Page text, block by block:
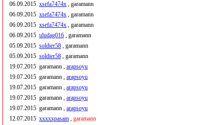
06.09.2015 xsefa7474x , garamann
06.09.2015 xsefa7474x , garamann
06.09.2015 xsefa7474x , garamann
06.09.2015 uludag016 , garamann
05.09.2015 soldier58 , garamann
05.09.2015 soldier58 , garamann
19.07.2015 garamann , arapsoyu
19.07.2015 garamann , arapsoyu
19.07.2015 garamann , arapsoyu
19.07.2015 garamann , arapsoyu
19.07.2015 garamann , arapsoyu
12.07.2015 xxxxxpasam , garamann